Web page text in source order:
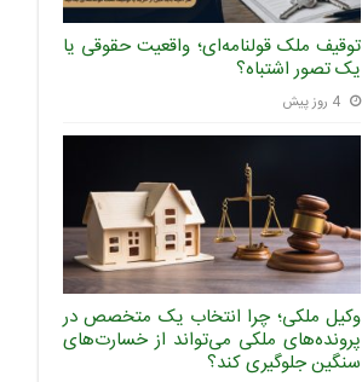
توقیف ملک قولنامه‌ای؛ واقعیت حقوقی یا
یک تصور اشتباه؟
4 روز پیش
وکیل ملکی؛ چرا انتخاب یک متخصص در
پرونده‌های ملکی می‌تواند از خسارت‌های
سنگین جلوگیری کند؟